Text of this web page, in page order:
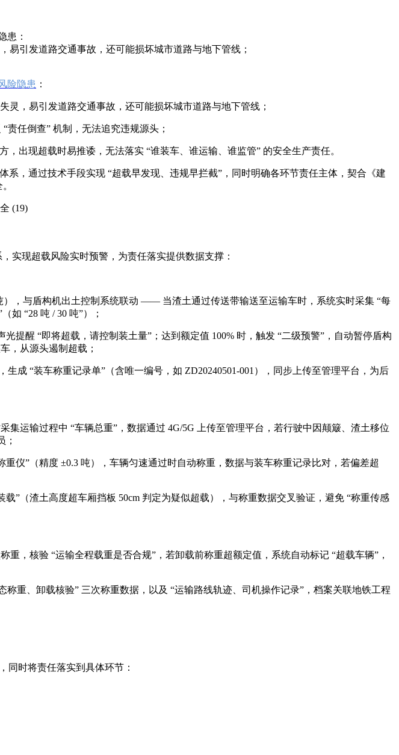
患：
易引发道路交通事故，还可能损坏城市道路与地下管线；
险隐患 ：
灵，易引发道路交通事故，还可能损坏城市道路与地下管线；
责任倒查” 机制，无法追究违规源头；
出现超载时易推诿，无法落实 “谁装车、谁运输、谁监管” 的安全生产责任。
，通过技术手段实现 “超载早发现、违规早拦截”，同时明确各环节责任主体，契合《建
实现超载风险实时预警，为责任落实提供数据支撑：
，与盾构机出土控制系统联动 —— 当渣土通过传送带输送至运输车时，系统实时采集 “每
如 “28 吨 / 30 吨”）；
提醒 “即将超载，请控制装土量”；达到额定值 100% 时，触发 “二级预警”，自动暂停盾构
，从源头遏制超载；
成 “装车称重记录单”（含唯一编号，如 ZD20240501-001），同步上传至管理平台，为后
运输过程中 “车辆总重”，数据通过 4G/5G 上传至管理平台，若行驶中因颠簸、渣土移位
；
仪”（精度 ±0.3 吨），车辆匀速通过时自动称重，数据与装车称重记录比对，若偏差超
”（渣土高度超车厢挡板 50cm 判定为疑似超载），与称重数据交叉验证，避免 “称重传感
，核验 “运输全程载重是否合规”，若卸载前称重超额定值，系统自动标记 “超载车辆”，
重、卸载核验” 三次称重数据，以及 “运输路线轨迹、司机操作记录”，档案关联地铁工程
同时将责任落实到具体环节：